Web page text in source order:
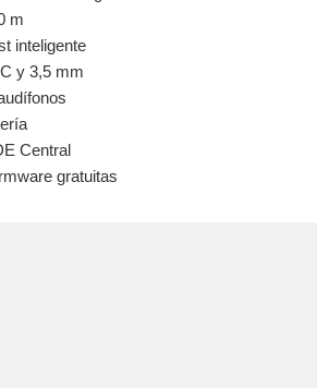
m
inteligente
y 3,5 mm
Central
gratuitas